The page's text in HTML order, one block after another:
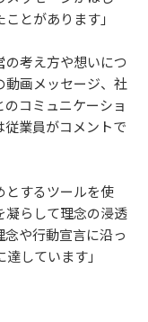
とがあります」
の考え方や想いにつ
動画メッセージ、社
コミュニケーショ
業員がコメントで
とするツールを使
凝らして理念の浸透
や行動宣言に沿っ
しています」